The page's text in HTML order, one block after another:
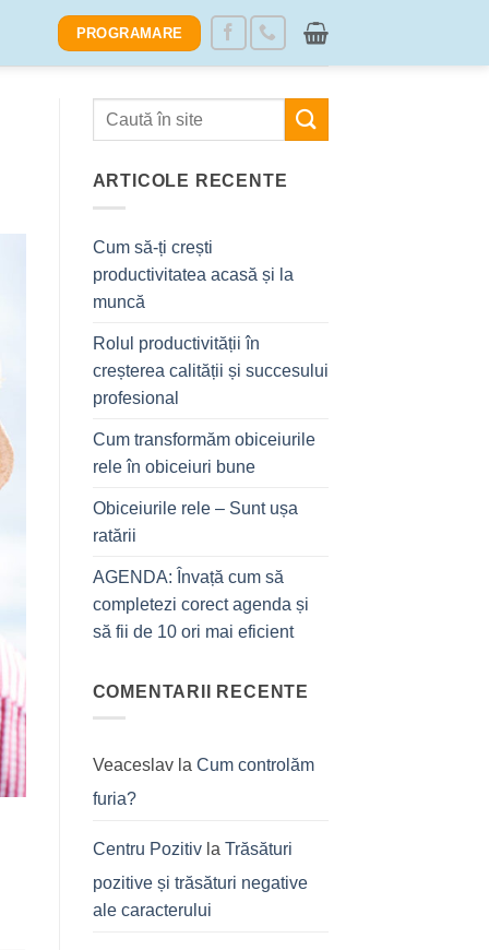
PROGRAMARE
ARTICOLE RECENTE
Cum să-ți crești
productivitatea acasă și la
muncă
Rolul productivității în
creșterea calității și succesului
profesional
Cum transformăm obiceiurile
rele în obiceiuri bune
Obiceiurile rele – Sunt ușa
ratării
AGENDA: Învață cum să
completezi corect agenda și
să fii de 10 ori mai eficient
COMENTARII RECENTE
Veaceslavla Cum controlăm
furia?
Centru Pozitivla Trăsături
pozitive și trăsături negative
ale caracterului